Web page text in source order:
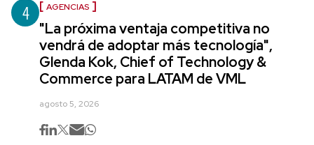
4 AGENCIAS
"La próxima ventaja competitiva no
vendrá de adoptar más tecnología",
Glenda Kok, Chief of Technology &
Commerce para LATAM de VML
agosto 5, 2026